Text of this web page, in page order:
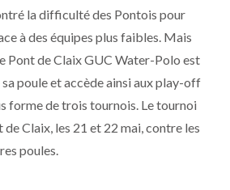
la difficulté des Pontois pour
à des équipes plus faibles. Mais
Pont de Claix GUC Water-Polo est
poule et accède ainsi aux play-off
forme de trois tournois. Le tournoi
Claix, les 21 et 22 mai, contre les
poules.